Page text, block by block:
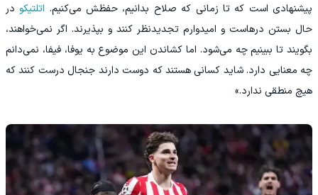
پیشنهادی است که تا زمانی که صلاح بدانیم، حفظش می‌کنیم. اتلتیکو در
حال بستن درهاست و امیدوارم تجدیدنظر کنند و بپذیرند. اگر نمی‌خواهند،
بگویند تا ببینیم چه می‌شود. اما کشاندن این موضوع به یوفا، فیفا، نمی‌دانم
چه معنایی دارد. شاید کسانی هستند که دوست دارند جنجال درست کنند که
هیچ منطقی ندارد.»